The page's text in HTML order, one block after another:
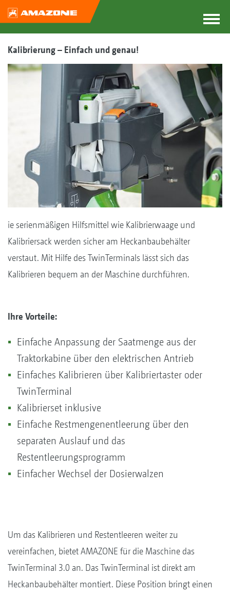
Kalibrierung – Einfach und genau!
ie serienmäßigen Hilfsmittel wie Kalibrierwaage und
Kalibriersack werden sicher am Heckanbaubehälter
verstaut. Mit Hilfe des TwinTerminals lässt sich das
Kalibrieren bequem an der Maschine durchführen.
Ihre Vorteile:
Einfache Anpassung der Saatmenge aus der
Traktorkabine über den elektrischen Antrieb
Einfaches Kalibrieren über Kalibriertaster oder
TwinTerminal
Kalibrierset inklusive
Einfache Restmengenentleerung über den
separaten Auslauf und das
Restentleerungsprogramm
Einfacher Wechsel der Dosierwalzen
Um das Kalibrieren und Restentleeren weiter zu
vereinfachen, bietet AMAZONE für die Maschine das
TwinTerminal 3.0 an. Das TwinTerminal ist direkt am
Heckanbaubehälter montiert. Diese Position bringt einen